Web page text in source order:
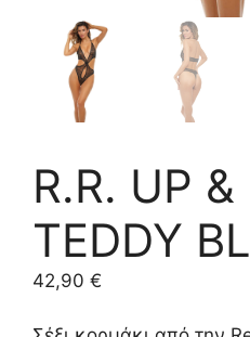
R.R. UP
TEDDY
42,90 €